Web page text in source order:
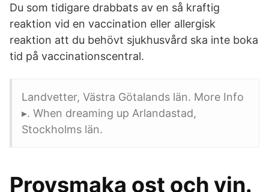
Du som tidigare drabbats av en så kraftig
reaktion vid en vaccination eller allergisk
reaktion att du behövt sjukhusvård ska inte boka
tid på vaccinationscentral.
Landvetter, Västra Götalands län. More Info
▸. When dreaming up Arlandastad,
Stockholms län.
Provsmaka ost och vin.